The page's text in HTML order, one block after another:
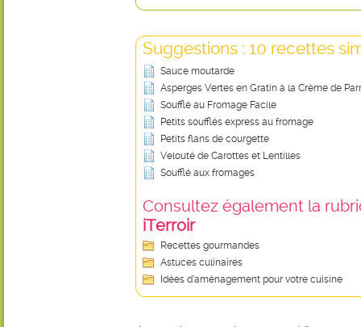
Suggestions : 10 recettes
Sauce moutarde
Asperges Vertes en Gratin à la Crème de
Soufflé au Fromage Facile
Petits soufflés express au fromage
Petits flans de courgette
Velouté de Carottes et Lentilles
Soufflé aux fromages
Consultez également la
iTerroir
Recettes gourmandes
Astuces culinaires
Idées d’aménagement pour votre cuisine